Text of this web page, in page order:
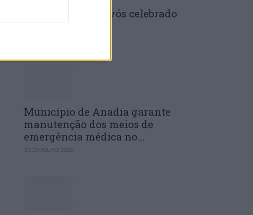
Penela: Dia dos Avós celebrado
em comunidade
Município de Anadia garante
manutenção dos meios de
emergência médica no...
30 DE JULHO, 2026